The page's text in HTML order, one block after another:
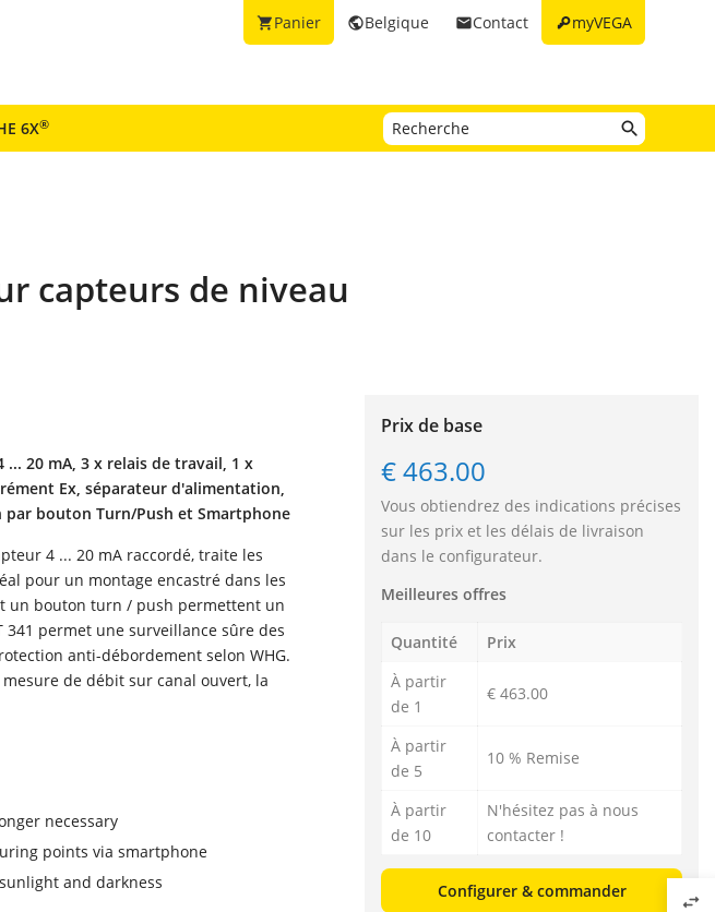
keymyVEGA
emailContact
publicBelgique
shopping_cartPanier
6X®
capteurs de niveau
20 mA, 3 x relais de travail, 1 x
Ex, séparateur d'alimentation,
bouton Turn/Push et Smartphone
4 ... 20 mA raccordé, traite les
pour un montage encastré dans les
un bouton turn / push permettent un
341 permet une surveillance sûre des
anti-débordement selon WHG.
de débit sur canal ouvert, la
necessary
points via smartphone
and darkness
Prix de base
€ 463.00
Vous obtiendrez des indications précises
sur les prix et les délais de livraison
dans le configurateur.
Meilleures offres
Quantité
Prix
À partir
de 1
€ 463.00
À partir
de 5
10 % Remise
À partir
de 10
N'hésitez pas à nous
contacter !
Configurer & commander
swap_horiz